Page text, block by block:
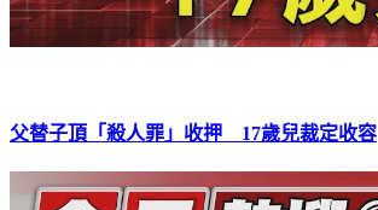
父替子頂「殺人罪」收押 17歲兒裁定收容